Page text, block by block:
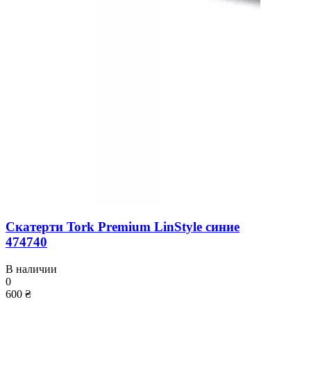
Скатерти Tork Premium LinStyle синие
474740
В наличии
0
600 ₴